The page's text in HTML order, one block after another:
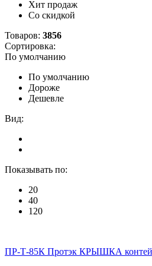
Хит продаж
Со скидкой
Товаров: 3856
Сортировка:
По умолчанию
По умолчанию
Дороже
Дешевле
Вид:
Показывать по:
20
40
120
ПР-Т-85К Протэк КРЫШКА